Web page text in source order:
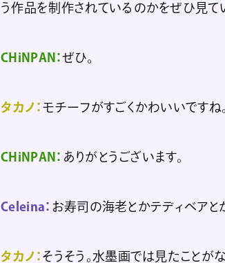
う作品を制作されているのかをぜひ見て
CHiNPAN：ぜひ。
タカノ： モチーフがすごくかわいいですね。
CHiNPAN： ありがとうございます。
Celeina： お寿司の海老とかテディベアと
タカノ： そうそう。水墨画では見たことがな